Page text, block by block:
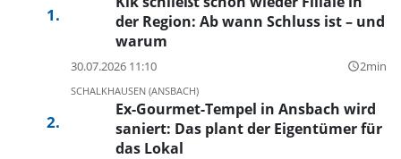
der Region: Ab wann Schluss ist – und
warum
30.07.2026 11:10 query_builder2min
SCHALKHAUSEN (ANSBACH)
Ex-Gourmet-Tempel in Ansbach wird
saniert: Das plant der Eigentümer für
das Lokal